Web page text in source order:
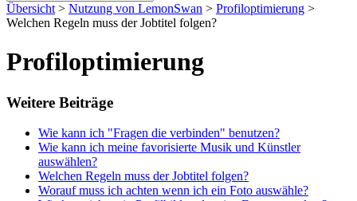
Übersicht > Nutzung von LemonSwan > Profiloptimierung >
Welchen Regeln muss der Jobtitel folgen?
Profiloptimierung
Weitere Beiträge
Wie kann ich "Fragen die verbinden" benutzen?
Wie kann ich meine favorisierte Musik und Künstler
auswählen?
Welchen Regeln muss der Jobtitel folgen?
Worauf muss ich achten wenn ich ein Foto auswähle?